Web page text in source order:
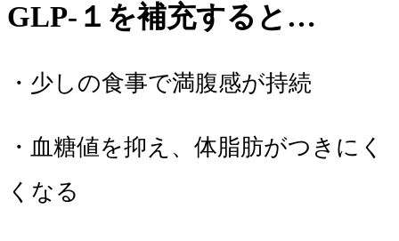
GLP-１を補充すると…
・少しの食事で満腹感が持続
・血糖値を抑え、体脂肪がつきにく
くなる